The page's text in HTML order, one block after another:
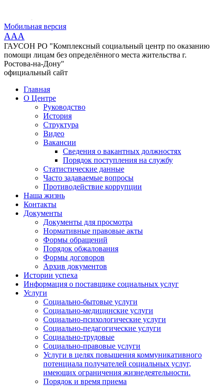
Мобильная версия
AAA
ГАУСОН РО "Комплексный социальный центр по оказанию
помощи лицам без определённого места жительства г.
Ростова-на-Дону"
официальный сайт
Главная
О Центре
Руководство
История
Структура
Видео
Вакансии
Сведения о вакантных должностях
Порядок поступления на службу
Статистические данные
Часто задаваемые вопросы
Противодействие коррупции
Наша жизнь
Контакты
Документы
Документы для просмотра
Нормативные правовые акты
Формы обращений
Порядок обжалования
Формы договоров
Архив документов
Истории успеха
Информация о поставщике социальных услуг
Услуги
Социально-бытовые услуги
Социально-медицинские услуги
Социально-психологические услуги
Социально-педагогические услуги
Социально-трудовые
Социально-правовые услуги
Услуги в целях повышения коммуникативного
потенциала получателей социальных услуг,
имеющих ограничения жизнедеятельности.
Порядок и время приема